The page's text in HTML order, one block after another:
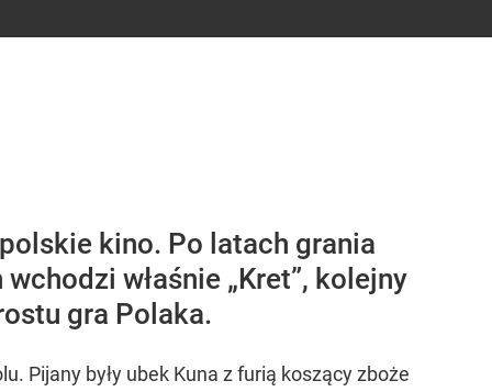
kino. Po latach grania
właśnie „Kret”, kolejny
gra Polaka.
Pijany były ubek Kuna z furią koszący zboże